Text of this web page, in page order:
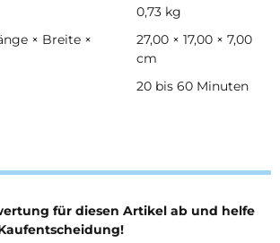
0,73 kg
× Breite ×
27,00 × 17,00 × 7,00
cm
20 bis 60 Minuten
für diesen Artikel ab und helfe